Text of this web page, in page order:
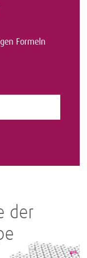
Formeln
der